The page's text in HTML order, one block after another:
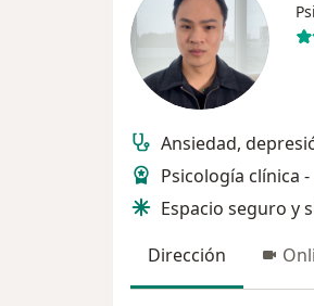
Ansiedad,
Psicología clínica -
Espacio seguro y
Dirección